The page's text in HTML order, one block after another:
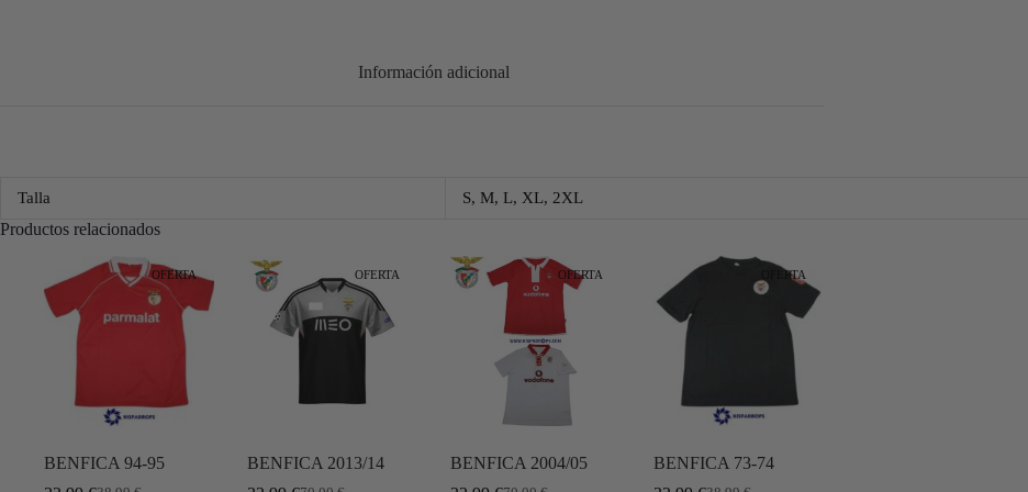
Información adicional
Talla S, M, L, XL, 2XL
Productos relacionados
OFERTA
BENFICA 94-95
OFERTA
BENFICA 2013/14
OFERTA
BENFICA 2004/05
OFERTA
BENFICA 73-74